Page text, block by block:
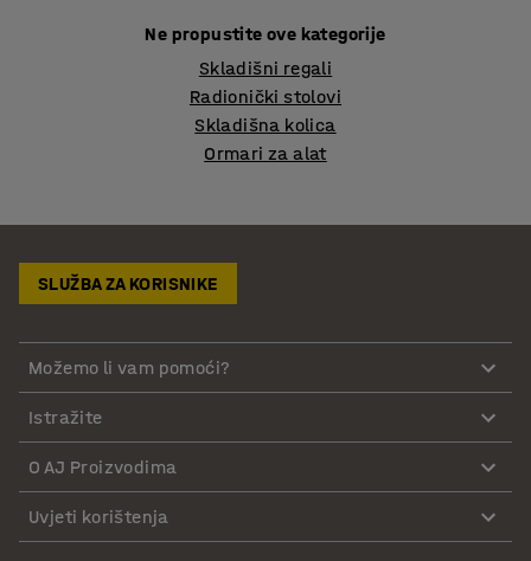
Ne propustite ove kategorije
Skladišni regali
Radionički stolovi
Skladišna kolica
Ormari za alat
SLUŽBA ZA KORISNIKE
Možemo li vam pomoći?
Istražite
O AJ Proizvodima
Uvjeti korištenja